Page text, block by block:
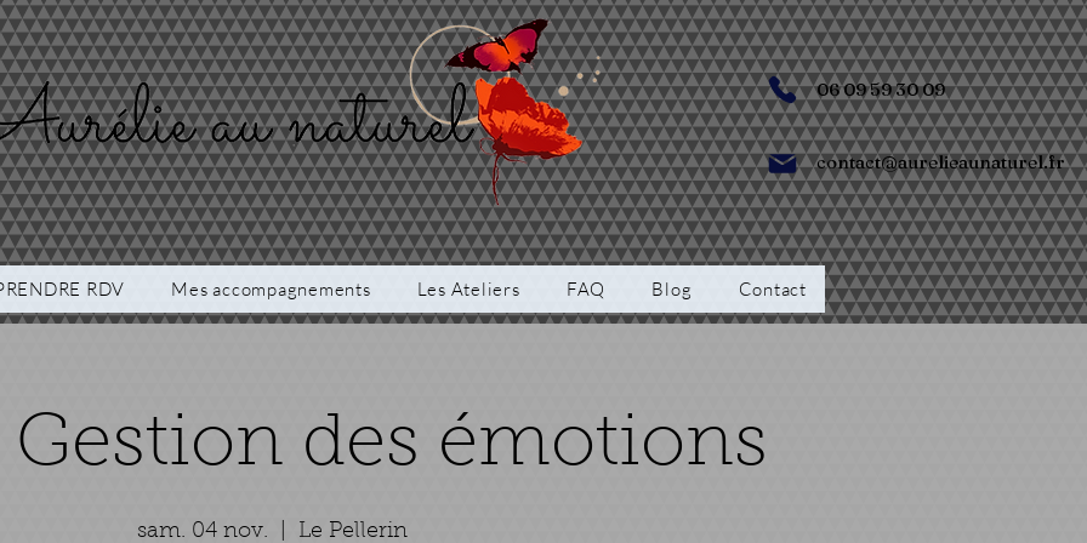
06 09 59 30 09
contact@aurelieaunaturel.fr
RDV Mes accompagnements Les Ateliers FAQ Blog Contact
des émotions
sam. 04 nov. Le Pellerin